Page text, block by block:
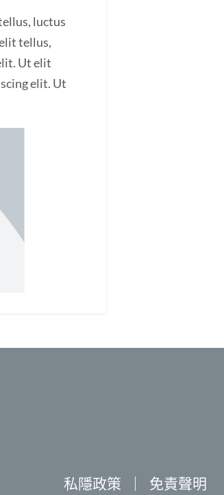
luctus
tellus,
Ut elit
elit. Ut
私隱政策 免責聲明